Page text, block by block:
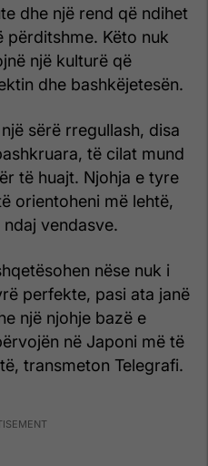
dhe një rend që ndihet
përditshme. Këto nuk
një kulturë që
dhe bashkëjetesën.
sërë rregullash, disa
të cilat mund
të huajt. Njohja e tyre
orientoheni më lehtë,
vendasve.
nëse nuk i
perfekte, pasi ata janë
një njohje bazë e
në Japoni më të
transmeton Telegrafi.